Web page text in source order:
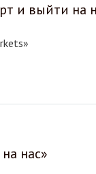
и выйти на
нас»